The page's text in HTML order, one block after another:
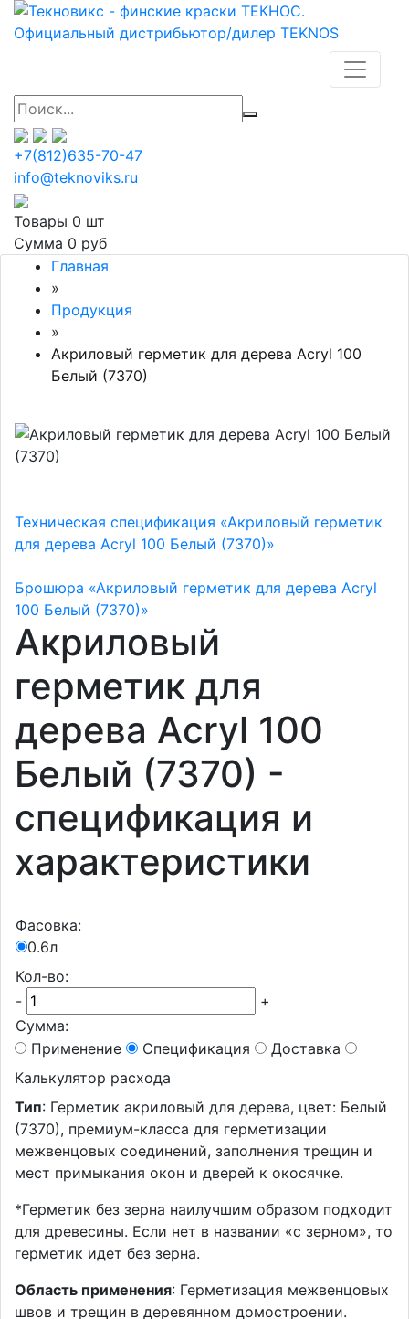
+7(812)635-70-47
info@teknoviks.ru
Товары 0 шт
Сумма 0 руб
Главная
»
Продукция
»
Акриловый герметик для дерева Acryl 100
Белый (7370)
Техническая спецификация «Акриловый герметик
для дерева Acryl 100 Белый (7370)»
Брошюра «Акриловый герметик для дерева Acryl
100 Белый (7370)»
Акриловый
герметик для
дерева Acryl 100
Белый (7370) -
спецификация и
характеристики
Фасовка:
0.6л
Кол-во:
-
+
Сумма:
Применение
Спецификация
Доставка
Калькулятор расхода
Тип: Герметик акриловый для дерева, цвет: Белый
(7370), премиум-класса для герметизации
межвенцовых соединений, заполнения трещин и
мест примыкания окон и дверей к окосячке.
*Герметик без зерна наилучшим образом подходит
для древесины. Если нет в названии «с зерном», то
герметик идет без зерна.
Область применения: Герметизация межвенцовых
швов и трещин в деревянном домостроении.